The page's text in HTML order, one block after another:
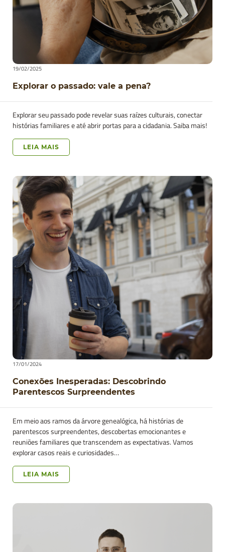
19/02/2025
Explorar o passado: vale a pena?
Explorar seu passado pode revelar suas raízes culturais, conectar
histórias familiares e até abrir portas para a cidadania. Saiba mais!
LEIA MAIS
17/01/2024
Conexões Inesperadas: Descobrindo
Parentescos Surpreendentes
Em meio aos ramos da árvore genealógica, há histórias de
parentescos surpreendentes, descobertas emocionantes e
reuniões familiares que transcendem as expectativas. Vamos
explorar casos reais e curiosidades…
LEIA MAIS